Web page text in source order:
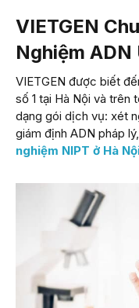
VIETGEN
Nghiệm
VIETGEN được biết
số 1 tại Hà Nội và trên
dạng gói dịch vụ: xét
giám định ADN pháp
nghiệm NIPT ở Hà